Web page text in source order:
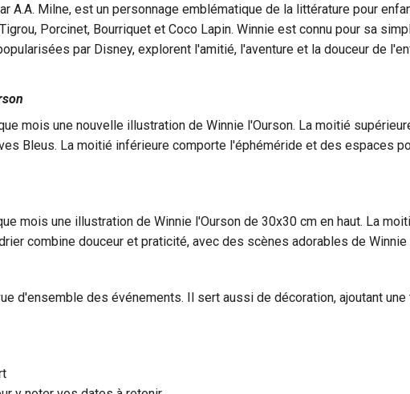
A.A. Milne, est un personnage emblématique de la littérature pour
Porcinet, Bourriquet et Coco Lapin. Winnie est connu pour sa
par Disney, explorent l'amitié, l'aventure et la douceur de
mois une nouvelle illustration de Winnie l'Ourson. La moitié
Bleus. La moitié inférieure comporte l'éphéméride et des espaces
mois une illustration de Winnie l'Ourson de 30x30 cm en haut. La
combine douceur et praticité, avec des scènes adorables de
d'ensemble des événements. Il sert aussi de décoration, ajoutant